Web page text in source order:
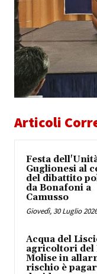
Articoli
Festa
Guglionesi al
del dibattito
da Bonafoni a
Camusso
Giovedì, 30 Luglio 2026
Acqua del
agricoltori del
Molise in
rischio è